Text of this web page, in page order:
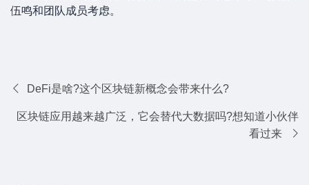
伍鸣和团队成员考虑。
DeFi是啥?这个区块链新概念会带来什么?
区块链应用越来越广泛，它会替代大数据吗?想知道小伙伴
看过来